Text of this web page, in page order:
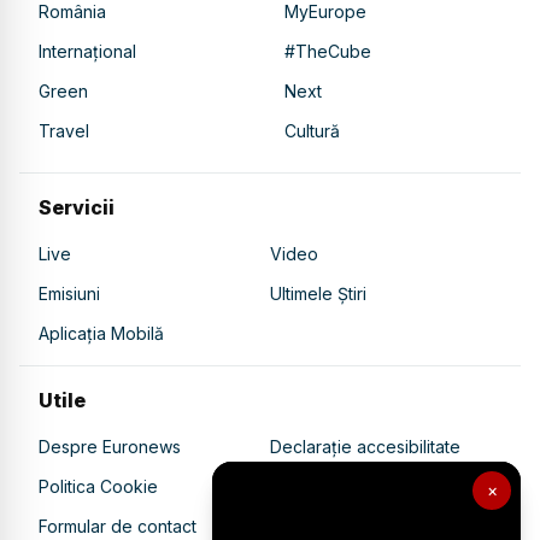
×
România
MyEurope
Internațional
#TheCube
Green
Next
Travel
Cultură
Servicii
Live
Video
Emisiuni
Ultimele Știri
Aplicația Mobilă
Utile
Despre Euronews
Declarație accesibilitate
Politica Cookie
Politica de confidențialitate
Formular de contact